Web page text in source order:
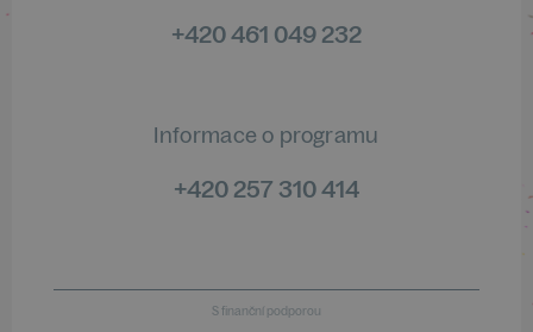
+420 461 049 232
Informace o programu
+420 257 310 414
S finanční podporou